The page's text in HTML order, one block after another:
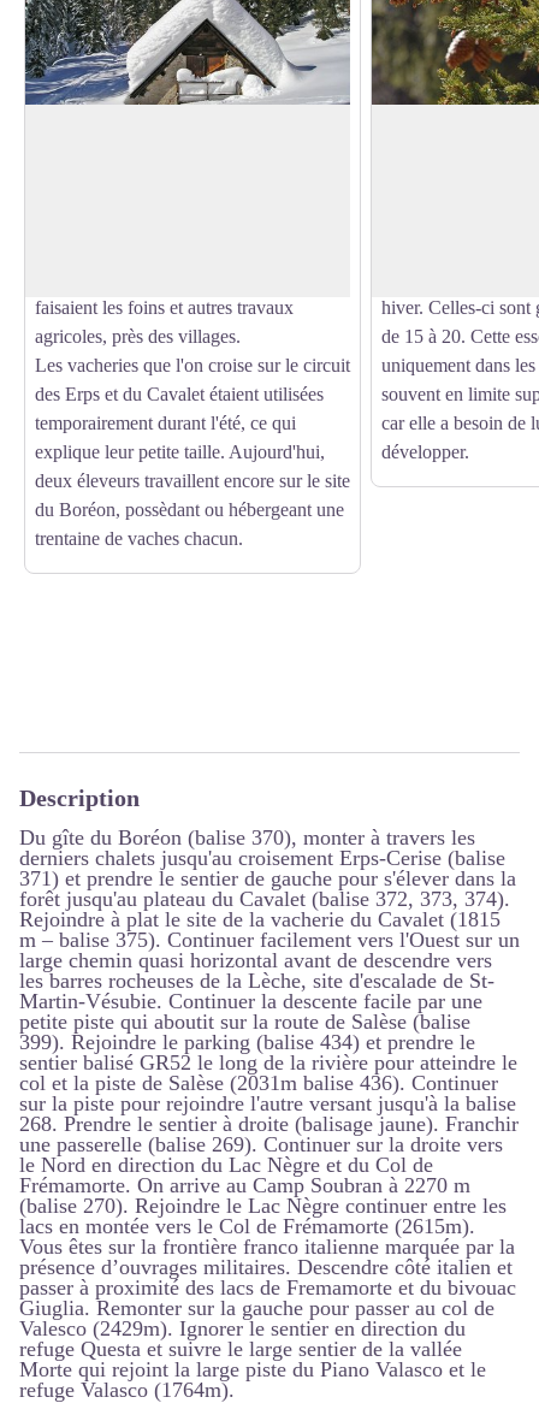
faisaient les foins et autres travaux
agricoles, près des villages.
Les vacheries que l'on croise sur le circuit
des Erps et du Cavalet étaient utilisées
temporairement durant l'été, ce qui
explique leur petite taille. Aujourd'hui,
deux éleveurs travaillent encore sur le site
du Boréon, possèdant ou hébergeant une
trentaine de vaches chacun.
hiver. Celles-ci sont
de 15 à 20. Cette
uniquement dans
souvent en limite
car elle a besoin de
développer.
Description
Du gîte du Boréon (balise 370), monter à travers les
derniers chalets jusqu'au croisement Erps-Cerise (balise
371) et prendre le sentier de gauche pour s'élever dans la
forêt jusqu'au plateau du Cavalet (balise 372, 373, 374).
Rejoindre à plat le site de la vacherie du Cavalet (1815
m – balise 375). Continuer facilement vers l'Ouest sur un
large chemin quasi horizontal avant de descendre vers
les barres rocheuses de la Lèche, site d'escalade de St-
Martin-Vésubie. Continuer la descente facile par une
petite piste qui aboutit sur la route de Salèse (balise
399). Rejoindre le parking (balise 434) et prendre le
sentier balisé GR52 le long de la rivière pour atteindre le
col et la piste de Salèse (2031m balise 436). Continuer
sur la piste pour rejoindre l'autre versant jusqu'à la balise
268. Prendre le sentier à droite (balisage jaune). Franchir
une passerelle (balise 269). Continuer sur la droite vers
le Nord en direction du Lac Nègre et du Col de
Frémamorte. On arrive au Camp Soubran à 2270 m
(balise 270). Rejoindre le Lac Nègre continuer entre les
lacs en montée vers le Col de Frémamorte (2615m).
Vous êtes sur la frontière franco italienne marquée par la
présence d’ouvrages militaires. Descendre côté italien et
passer à proximité des lacs de Fremamorte et du bivouac
Giuglia. Remonter sur la gauche pour passer au col de
Valesco (2429m). Ignorer le sentier en direction du
refuge Questa et suivre le large sentier de la vallée
Morte qui rejoint la large piste du Piano Valasco et le
refuge Valasco (1764m).